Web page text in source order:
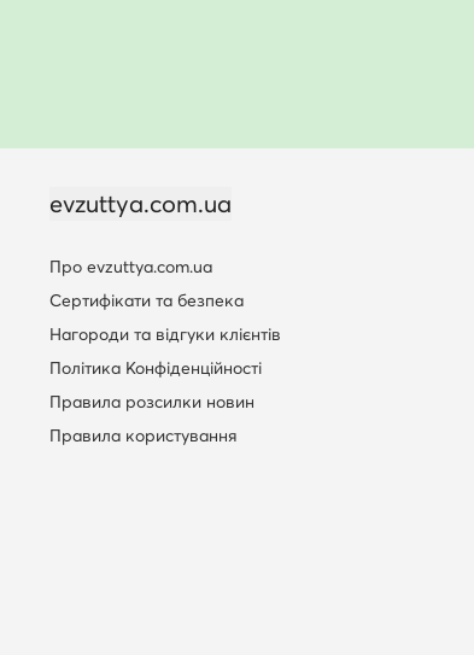
evzuttya.com.ua
Про evzuttya.com.ua
Сертифікати та безпека
Нагороди та відгуки клієнтів
Політика Конфіденційності
Правила розсилки новин
Правила користування